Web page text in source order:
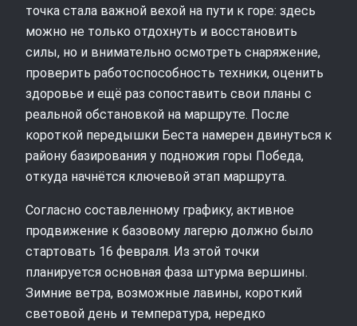
точка стала важной вехой на пути к горе: здесь
можно не только отдохнуть и восстановить
силы, но и внимательно осмотреть снаряжение,
проверить работоспособность техники, оценить
здоровье и ещё раз сопоставить свои планы с
реальной обстановкой на маршруте. После
короткой передышки Беста намерен двинуться к
району базирования у подножия горы Победа,
откуда начнётся ключевой этап маршрута.
Согласно составленному графику, активное
продвижение к базовому лагерю должно было
стартовать 16 февраля. Из этой точки
планируется основная фаза штурма вершины.
Зимние ветра, возможные лавины, короткий
световой день и температура, нередко